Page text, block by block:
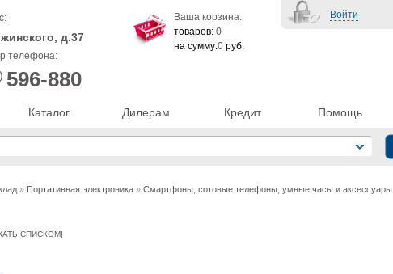
Каталог Дилерам Кредит Помощь
д.37
телефона:
596-880
Войти
Ваша корзина:
товаров: 0
на сумму:0 руб.
» Портативная электроника » Смартфоны, сотовые телефоны, умные часы и аксессуары
СПИСКОМ]